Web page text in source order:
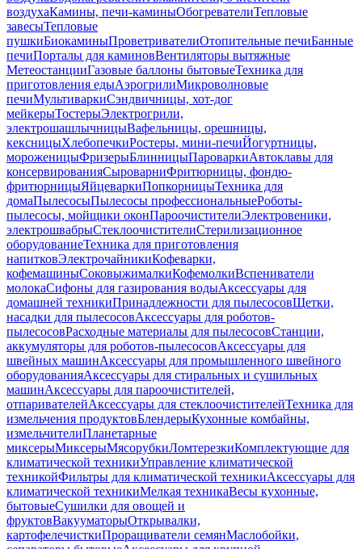
воздухаКамины, печи-каминыОбогревателиТепловые
завесыТепловые
пушкиБиокаминыПроветривателиОтопительные печиБанные
печиПорталы для каминовВентиляторы вытяжные
МетеостанцииГазовые баллоны бытовыеТехника для
приготовления едыАэрогрилиМикроволновые
печиМультиваркиСэндвичницы, хот-дог
мейкерыТостерыЭлектрогрили,
электрошашлычницыВафельницы, орешницы,
кексницыХлебопечкиРостеры, мини-печиЙогуртницы,
мороженицыФризерыБлинницыПароваркиАвтоклавы для
консервированияСыроварниФритюрницы, фондю-
фритюрницыЯйцеваркиПопкорницыТехника для
домаПылесосыПылесосы профессиональныеРоботы-
пылесосы, мойщики оконПароочистителиЭлектровеники,
электрошвабрыСтеклоочистителиСтерилизационное
оборудованиеТехника для приготовления
напитковЭлектрочайникиКофеварки,
кофемашиныСоковыжималкиКофемолкиВспениватели
молокаСифоны для газирования водыАксессуары для
домашней техникиПринадлежности для пылесосовЩетки,
насадки для пылесосовАксессуары для роботов-
пылесосовРасходные материалы для пылесосовСтанции,
аккумуляторы для роботов-пылесосовАксессуары для
швейных машинАксессуары для промышленного швейного
оборудованияАксессуары для стиральных и сушильных
машинАксессуары для пароочистителей,
отпаривателейАксессуары для стеклоочистителейТехника для
измельчения продуктовБлендерыКухонные комбайны,
измельчителиПланетарные
миксерыМиксерыМясорубкиЛомтерезкиКомплектующие для
климатической техникиУправление климатической
техникойФильтры для климатической техникиАксессуары для
климатической техникиМелкая техникаВесы кухонные,
бытовыеСушилки для овощей и
фруктовВакууматорыОткрывалки,
картофелечисткиПроращиватели семянМаслобойки,